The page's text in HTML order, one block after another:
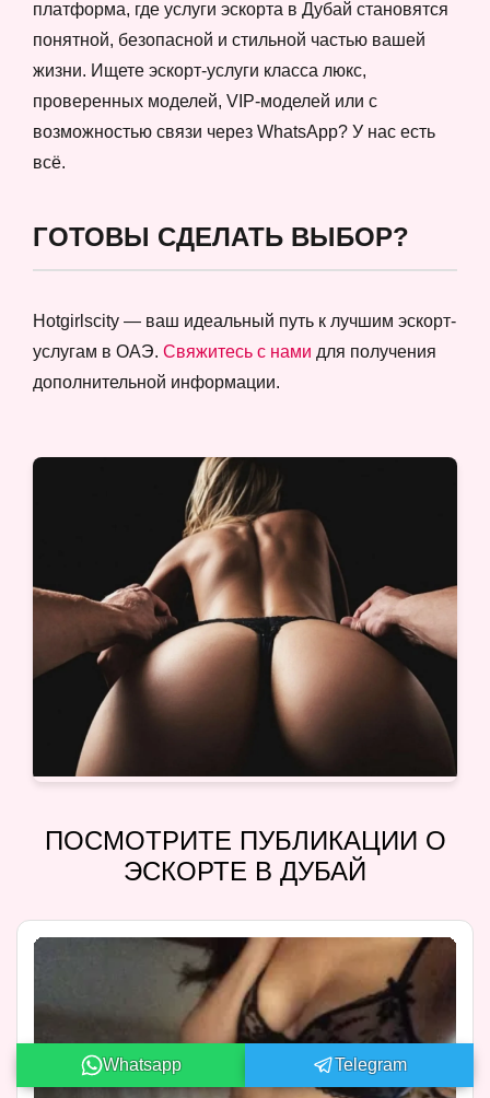
платформа, где услуги эскорта в Дубай становятся
понятной, безопасной и стильной частью вашей
жизни. Ищете эскорт-услуги класса люкс,
проверенных моделей, VIP-моделей или с
возможностью связи через WhatsApp? У нас есть
всё.
ГОТОВЫ СДЕЛАТЬ ВЫБОР?
Hotgirlscity — ваш идеальный путь к лучшим эскорт-
услугам в ОАЭ. Свяжитесь с нами для получения
дополнительной информации.
ПОСМОТРИТЕ ПУБЛИКАЦИИ О
ЭСКОРТЕ В ДУБАЙ
Whatsapp Telegram